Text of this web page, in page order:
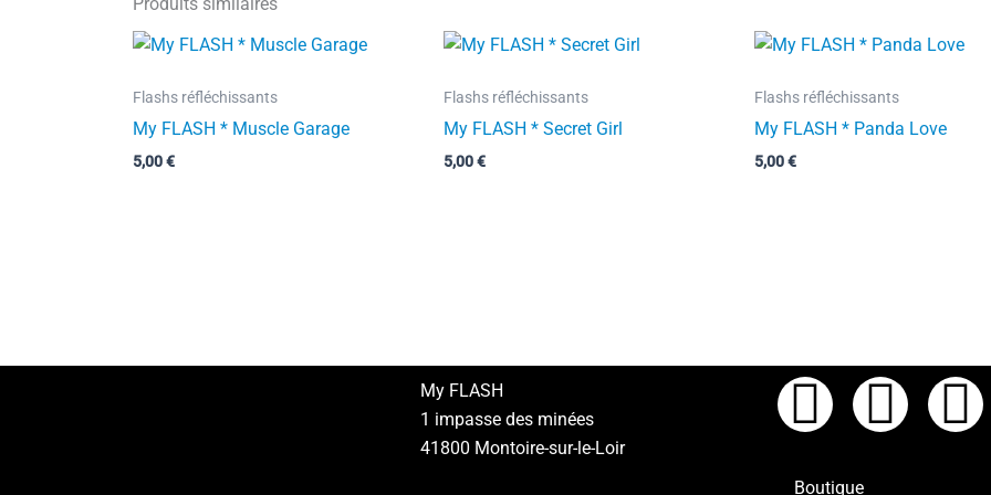
Flashs réfléchissants
My FLASH * Muscle Garage
5,00€
Flashs réfléchissants
My FLASH * Secret Girl
5,00€
Flashs réfléchissants
My FLASH * Panda Love
5,00€
My FLASH
1 impasse des minées
41800 Montoire-sur-le-Loir
F
I
L
Boutique